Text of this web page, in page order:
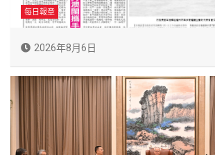
每日報章
2026年8月6日